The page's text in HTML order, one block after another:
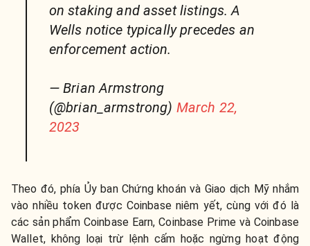
on staking and asset listings. A
Wells notice typically precedes an
enforcement action.
— Brian Armstrong
(@brian_armstrong) March 22,
2023
Theo đó, phía Ủy ban Chứng khoán và Giao dịch Mỹ nhắm
vào nhiều token được Coinbase niêm yết, cùng với đó là
các sản phẩm Coinbase Earn, Coinbase Prime và Coinbase
Wallet, không loại trừ lệnh cấm hoặc ngừng hoạt động